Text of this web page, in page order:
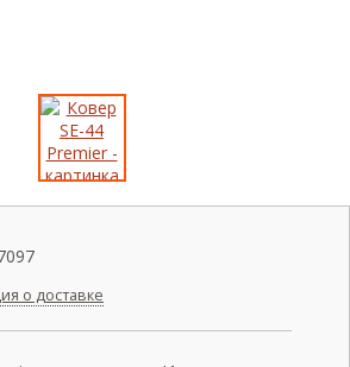
о доставке